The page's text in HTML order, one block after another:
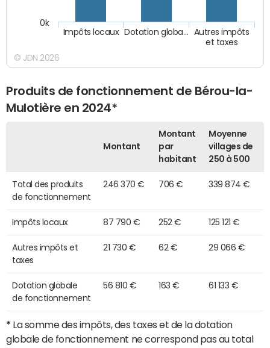
Autres impôts
et taxes
Dotation globa…
Impôts locaux
0k
© JDN 2026
Produits de fonctionnement de Bérou-la-
Mulotière en 2024*
Montant
Montant
par
habitant
Moyenne
villages de
250 à 500
Total des produits
de fonctionnement
246 370 € 706 € 339 874 €
Impôts locaux 87 790 € 252 € 125 121 €
Autres impôts et
taxes
21 730 € 62 € 29 066 €
Dotation globale
de fonctionnement
56 810 € 163 € 61 133 €
* La somme des impôts, des taxes et de la dotation
globale de fonctionnement ne correspond pas au total